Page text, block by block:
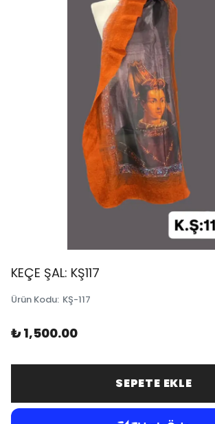
KEÇE ŞAL: KŞ117
Ürün Kodu: KŞ-117
₺ 1,500.00
SEPETE EKLE